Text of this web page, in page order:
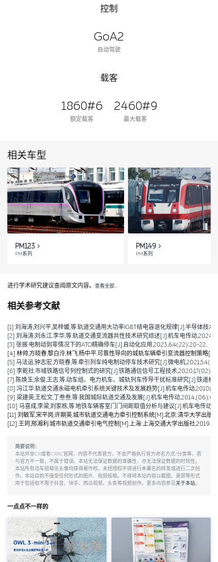
控制
GoA2
自动驾驶
载客
1860#6
额定载客
2460#9
最大载客
相关车型
PM123
PM系列
PM149
PM系列
进行学术研究建议查阅原文内容。 查看全部…
相关参考文献
[1] 刘海涛,刘兴平,吴梓媛,等.轨道交通用大功率IGBT结电容退化规律[J].半导体技
[2] 刘海涛,刘永江,李华,等.轨道交通变流器共性技术研究综述[J].机车电传动
[3] 张振.电制动到零情况下的ATO精确停车[J].自动化应用,2023,64(22):20-22.
[4] 林帅,方晓春,黎白泠,林飞,杨中平.可靠性导向的城轨车辆牵引变流器控制策略
[5] 马法运,钟志宏,方晓春,等.牵引列车纯电制动停车技术研究[J].微电机
[6] 李乾社.市域铁路信号列控制式的研究[J].铁路通信信号工程技术
[7] 陈焕玉,余俊,王志,等.动车组、电力机车、城轨列车传导干扰标准研究[J].铁道
[8] 冯江华.轨道交通永磁电机牵引系统关键技术及发展趋势[J].机车电传动
[9] 梁建英,王松文,丁叁叁,等.我国城际轨道交通及发展[J].机车电传动,2014,(06):6-
[10] 马喜成,李梁,刘家栋,等.地铁车辆客室门门间距取值分析与建议[J].机车电传动
[11] 刘敏军,宋平岗,许期英.城市轨道交通电力牵引控制系统[M].北京:清华大学出版
[12] 王珂,邢湘利.城市轨道交通牵引电气控制[M].上海:上海交通大学出版社,2019.
简要说明：
本站并非CR或者CRRC官网，内容不代表官方，不会严格执行官方命名方式/分类等，若
与官方不一致，不属于错误。本站无法保证数据的准确性，亦无法保证数据的时效性。
本站所有动车组萌化头像均获得著作权，未经授权不得进行未署名的转发或进行二次创
作。本站目前不接受任何形式的图片、视频投稿。不得将本站内容以截图、录屏等形式
用于包括但不限于抖音、快手、西瓜视频、头条等视频创作。更多内容参见关于本站。
一点点不一样的